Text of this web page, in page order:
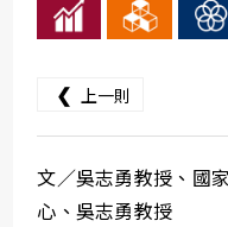
❮ 上一則
文／吳志勇教授、國
心、吳志勇教授